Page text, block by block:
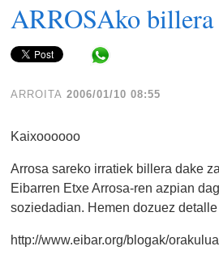
ARROSAko billera
ARROITA 2006/01/10 08:55
Kaixoooooo
Arrosa sareko irratiek billera dake
Eibarren Etxe Arrosa-ren azpian
soziedadian. Hemen dozuez
http://www.eibar.org/blogak/